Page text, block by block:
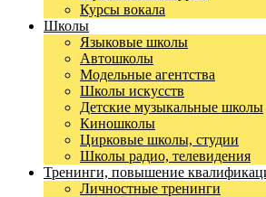
Курсы вокала
Школы
Языковые школы
Автошколы
Модельные агентства
Школы искусств
Детские музыкальные школы
Киношколы
Цирковые школы, студии
Школы радио, телевидения
Тренинги, повышение
Личностные тренинги